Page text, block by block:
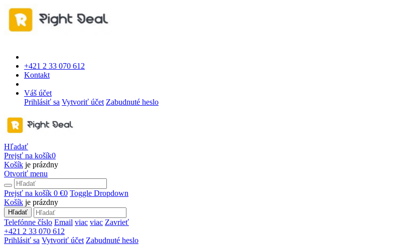
+421 2 33 070 612
Kontakt
Váš účet
Prihlásiť sa Vytvoriť účet Zabudnuté heslo
Hľadať
Prejsť na košík0
Košík je prázdny
Otvoriť menu
Prejsť na košík 0 €0 Toggle Dropdown
Košík je prázdny
Hľadať
Telefónne číslo Email viac viac Zavrieť
+421 2 33 070 612
Prihlásiť sa Vytvoriť účet Zabudnuté heslo